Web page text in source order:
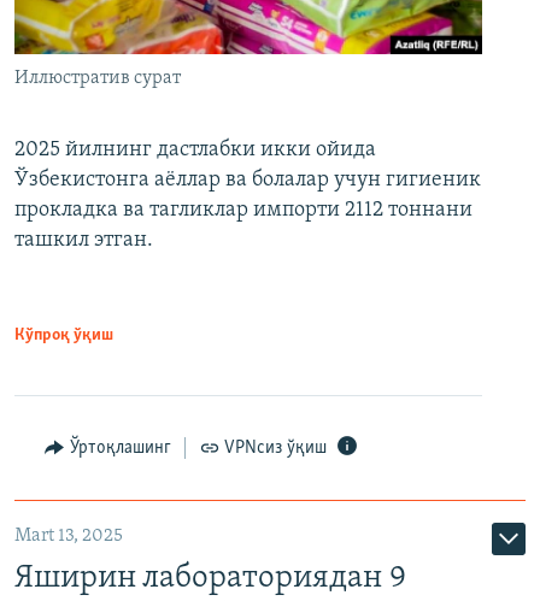
Иллюстратив сурат
2025 йилнинг дастлабки икки ойида
Ўзбекистонга аёллар ва болалар учун гигиеник
прокладка ва тагликлар импорти 2112 тоннани
ташкил этган.
Кўпроқ ўқиш
Ўртоқлашинг VPNсиз ўқиш
Mart 13, 2025
Яширин лабораториядан 9